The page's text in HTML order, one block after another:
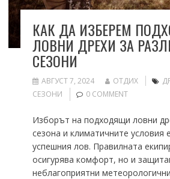
КАК ДА ИЗБЕРЕМ
ЛОВНИ ДРЕХИ ЗА
СЕЗОНИ
АВГУСТ 7, 2024 ОТДИХ
СЕЗОНИ
0 COMMENT
Изборът на подходящи ловни
сезона и климатичните условия
успешния лов. Правилната
осигурява комфорт, но и
неблагоприятни